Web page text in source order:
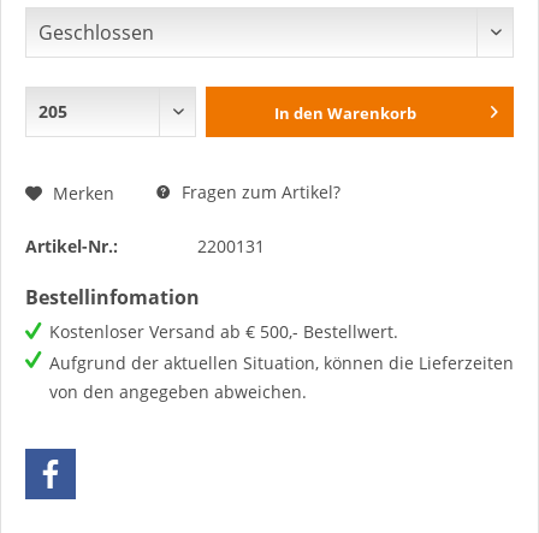
In den Warenkorb
Merken Fragen zum Artikel?
Artikel-Nr.: 2200131
Bestellinfomation
Kostenloser Versand ab € 500,- Bestellwert.
Aufgrund der aktuellen Situation, können die Lieferzeiten
von den angegeben abweichen.